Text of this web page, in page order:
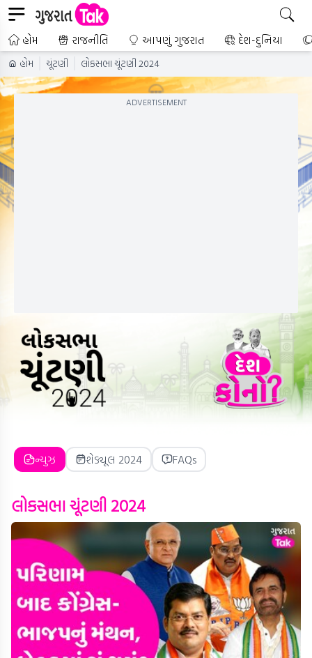
હોમ રાજનીતિ આપણું ગુજરાત દેશ-દુનિયા
હોમ ચૂંટણી લોકસભા ચૂંટણી 2024
ADVERTISEMENT
ન્યુઝ શેડ્યૂલ 2024 FAQs
લોકસભા ચૂંટણી 2024